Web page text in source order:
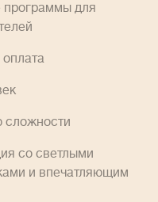
для
сложности
со светлыми
и впечатляющим